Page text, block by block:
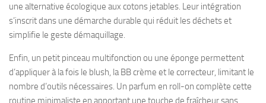
une alternative écologique aux cotons jetables. Leur intégration
s’inscrit dans une démarche durable qui réduit les déchets et
simplifie le geste démaquillage.
Enfin, un petit pinceau multifonction ou une éponge permettent
d’appliquer à la fois le blush, la BB crème et le correcteur, limitant le
nombre d’outils nécessaires. Un parfum en roll-on complète cette
routine minimaliste en apportant une touche de fraîcheur sans